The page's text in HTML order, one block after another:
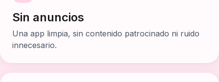
Sin anuncios
Una app limpia, sin contenido patrocinado ni ruido
innecesario.